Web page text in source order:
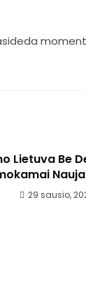
Lietuva Be
29 sausio,